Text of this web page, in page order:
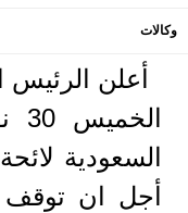
وكالات
أعلن الرئيس
السعودية
أجل ان توقف